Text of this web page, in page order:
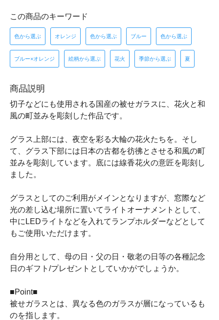
この商品のキーワード
色から選ぶ オレンジ 色から選ぶ ブルー 色から選ぶ
ブルー×オレンジ 絵柄から選ぶ 花火 季節から選ぶ 夏
商品説明
切子などにも使用される国産の被せガラスに、花火と和
風の町並みを彫刻した作品です。
グラス上部には、夜空を彩る大輪の花火たちを。そし
て、グラス下部には日本の古都を彷彿とさせる和風の町
並みを彫刻しています。底には線香花火の意匠を彫刻し
ました。
グラスとしてのご利用がメインとなりますが、窓際など
光の差し込む場所に置いてライトオーナメントとして、
中にLEDライトなどを入れてランプホルダーなどとして
もご使用いただけます。
自分用として、母の日・父の日・敬老の日等の各種記念
日のギフト/プレゼントとしていかがでしょうか。
■Point■
被せガラスとは、異なる色のガラスが層になっているも
のを指します。